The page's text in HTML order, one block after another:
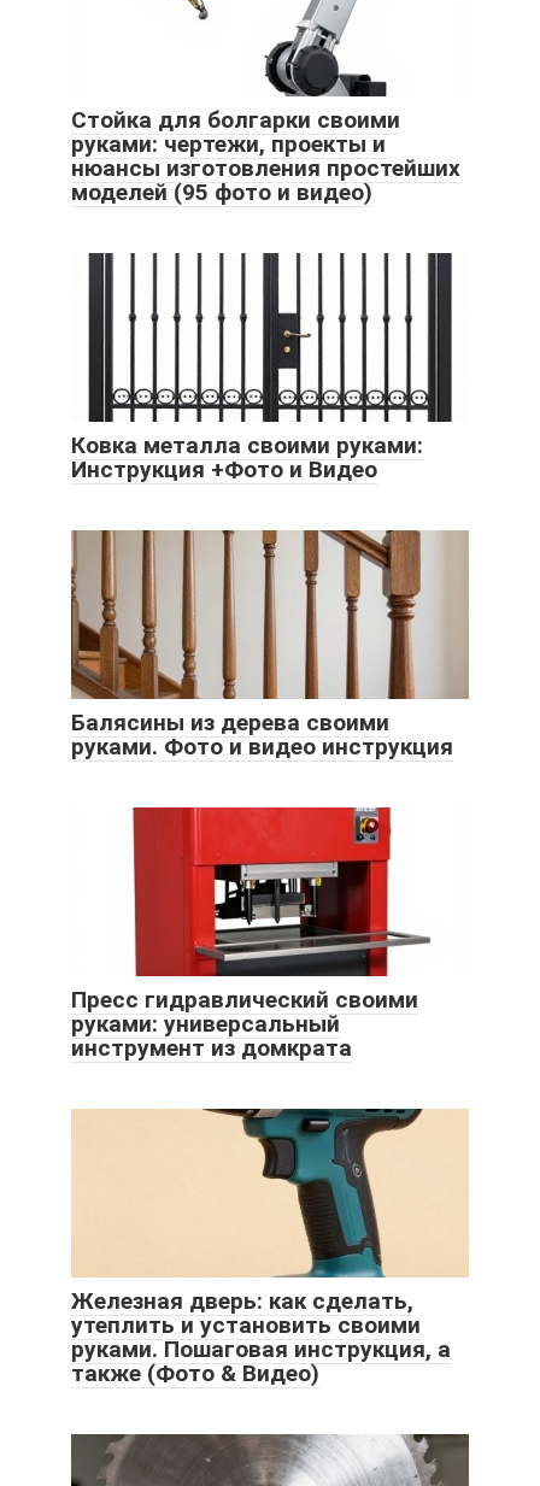
Стойка для болгарки своими
руками: чертежи, проекты и
нюансы изготовления простейших
моделей (95 фото и видео)
Ковка металла своими руками:
Инструкция +Фото и Видео
Балясины из дерева своими
руками. Фото и видео инструкция
Пресс гидравлический своими
руками: универсальный
инструмент из домкрата
Железная дверь: как сделать,
утеплить и установить своими
руками. Пошаговая инструкция, а
также (Фото & Видео)